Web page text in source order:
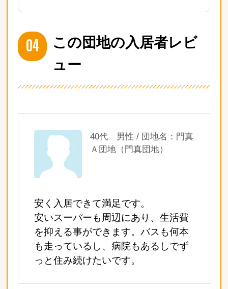
04
この団地の入居者レビ
ュー
40代 男性 / 団地名：門真
Ａ団地（門真団地）
安く入居できて満足です。
安いスーパーも周辺にあり、生活費
を抑える事ができます。バスも何本
も走っているし、病院もあるしでず
っと住み続けたいです。